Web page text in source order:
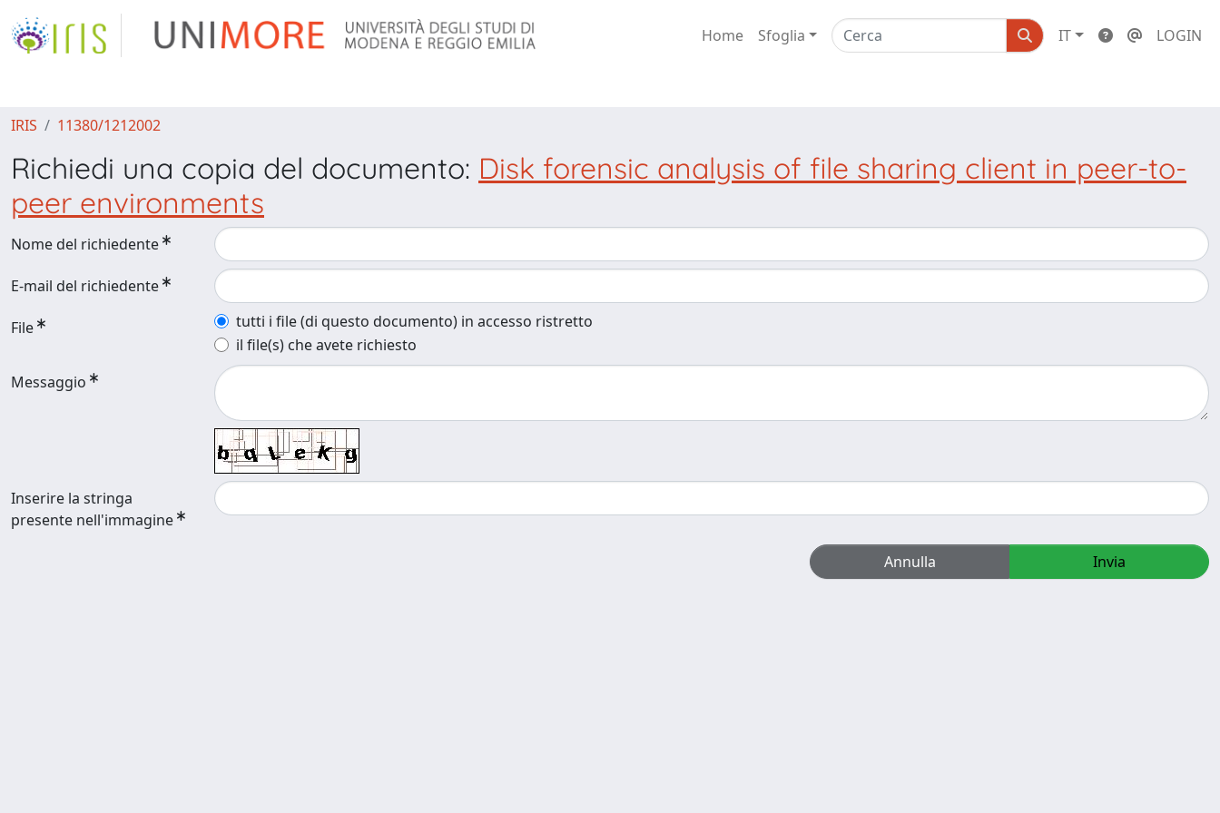
Home Sfoglia IT LOGIN
IRIS 11380/1212002
Richiedi una copia del documento: Disk forensic analysis of file sharing client in peer-to-
peer environments
Nome del richiedente
E-mail del richiedente
File
tutti i file (di questo documento) in accesso ristretto
il file(s) che avete richiesto
Messaggio
Inserire la stringa
presente nell'immagine
Annulla Invia